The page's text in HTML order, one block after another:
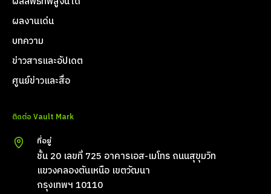
ผลงานเด่น
บทความ
ข่าวสารและอัปเดต
ศูนย์ข่าวและสื่อ
ติดต่อ Vault Mark
ที่อยู่
ชั้น 20 เลขที่ 725 อาคารเอส-เมโทร ถนนสุขุมวิท
แขวงคลองตันเหนือ เขตวัฒนา
กรุงเทพฯ 10110